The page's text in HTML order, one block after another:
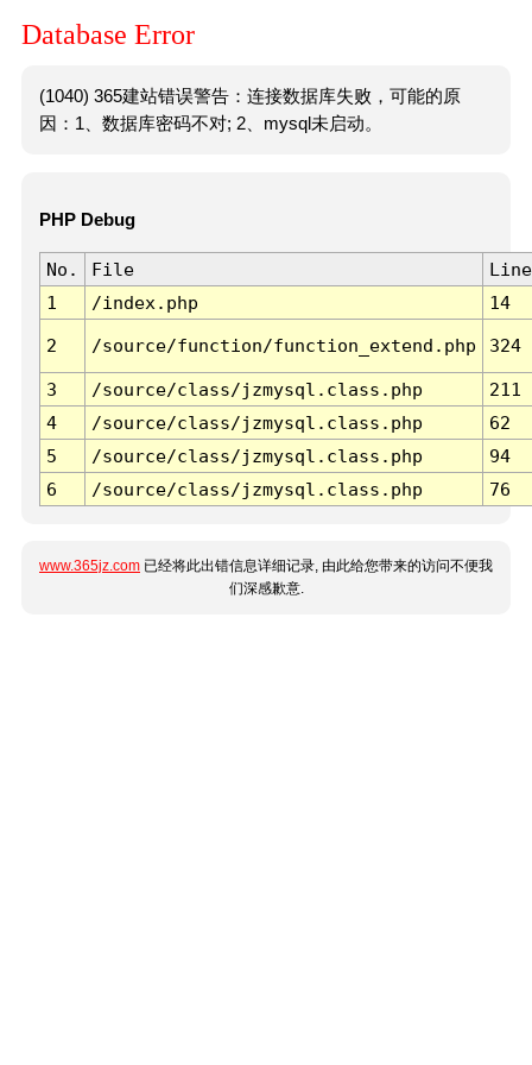
Database Error
(1040) 365建站错误警告：连接数据库失败，可能的原
因：1、数据库密码不对; 2、mysql未启动。
PHP Debug
No. File
Line
1
/index.php 14
2 /source/function/function_extend.php 324
3 /source/class/jzmysql.class.php
211
4
/source/class/jzmysql.class.php
62
5
/source/class/jzmysql.class.php
94
6
/source/class/jzmysql.class.php 76
www.365jz.com 已经将此出错信息详细记录, 由此给您带来的访问不便我
们深感歉意.